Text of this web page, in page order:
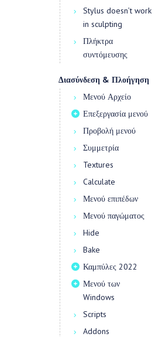
Stylus doesn’t work
in sculpting
Πλήκτρα
συντόμευσης
Διασύνδεση & Πλοήγηση
Μενού Αρχείο
Επεξεργασία μενού
Προβολή μενού
Συμμετρία
Textures
Calculate
Μενού επιπέδων
Μενού παγώματος
Hide
Bake
Καμπύλες 2022
Μενού των
Windows
Scripts
Addons